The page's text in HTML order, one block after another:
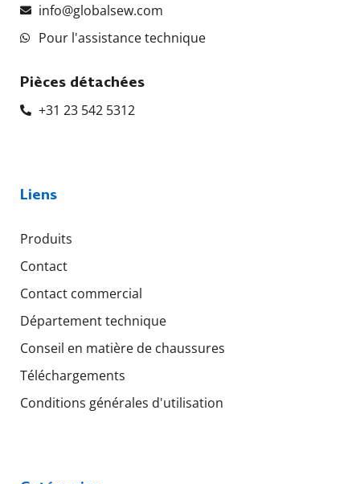
info@globalsew.com
Pour l'assistance technique
Pièces détachées
+31 23 542 5312
Liens
Produits
Contact
Contact commercial
Département technique
Conseil en matière de chaussures
Téléchargements
Conditions générales d'utilisation